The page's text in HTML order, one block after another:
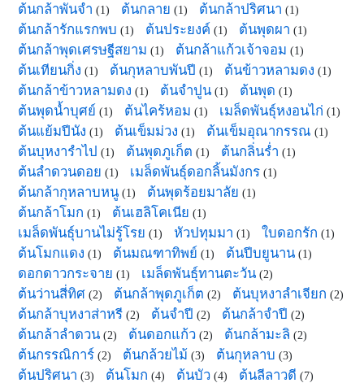
ต้นกล้าพันจำ (1) ต้นกลาย (1) ต้นกล้าปริศนา (1)
ต้นกล้ารักแรกพบ (1) ต้นประยงค์ (1) ต้นพุดผา (1)
ต้นกล้าพุดเศรษฐีสยาม (1) ต้นกล้าแก้วเจ้าจอม (1)
ต้นเทียนกิ่ง (1) ต้นกุหลาบพันปี (1) ต้นข้าวหลามดง (1)
ต้นกล้าข้าวหลามดง (1) ต้นจำปูน (1) ต้นพุด (1)
ต้นพุดน้ำบุศย์ (1) ต้นไคร้หอม (1) เมล็ดพันธุ์หงอนไก่ (1)
ต้นแย้มปีนัง (1) ต้นเข็มม่วง (1) ต้นเข็มอุณากรรณ (1)
ต้นบุหงารำไป (1) ต้นพุดภูเก็ต (1) ต้นกลิ่นร่ำ (1)
ต้นลำดวนดอย (1) เมล็ดพันธุ์ดอกลิ้นมังกร (1)
ต้นกล้ากุหลาบหนู (1) ต้นพุดร้อยมาลัย (1)
ต้นกล้าโมก (1) ต้นเฮลิโคเนีย (1)
เมล็ดพันธุ์บานไม่รู้โรย (1) หัวปทุมมา (1) ใบดอกรัก (1)
ต้นโมกแดง (1) ต้นมณฑาทิพย์ (1) ต้นปีบยูนาน (1)
ดอกดาวกระจาย (1) เมล็ดพันธุ์ทานตะวัน (2)
ต้นว่านสี่ทิศ (2) ต้นกล้าพุดภูเก็ต (2) ต้นบุหงาลำเจียก (2)
ต้นกล้าบุหงาส่าหรี (2) ต้นจำปี (2) ต้นกล้าจำปี (2)
ต้นกล้าลำดวน (2) ต้นดอกแก้ว (2) ต้นกล้ามะลิ (2)
ต้นกรรณิการ์ (2) ต้นกล้วยไม้ (3) ต้นกุหลาบ (3)
ต้นปริศนา (3) ต้นโมก (4) ต้นบัว (4) ต้นลีลาวดี (7)